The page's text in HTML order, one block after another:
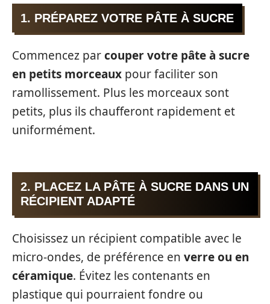
1. PRÉPAREZ VOTRE PÂTE À SUCRE
Commencez parcouper votre pâte à sucre
en petits morceaux pour faciliter son
ramollissement. Plus les morceaux sont
petits, plus ils chaufferont rapidement et
uniformément.
2. PLACEZ LA PÂTE À SUCRE DANS UN
RÉCIPIENT ADAPTÉ
Choisissez un récipient compatible avec le
micro-ondes, de préférence en verre ou en
céramique. Évitez les contenants en
plastique qui pourraient fondre ou